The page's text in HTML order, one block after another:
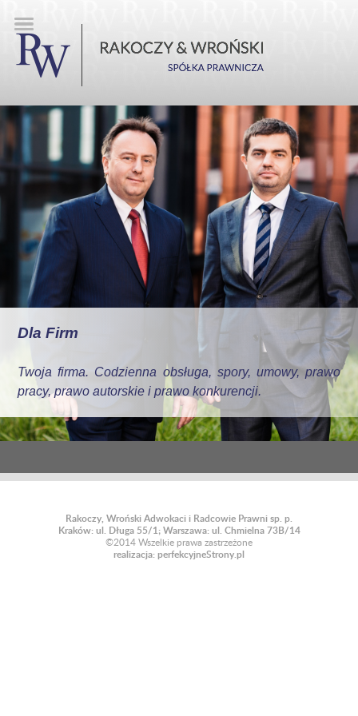
Dla Firm
Twoja firma. Codzienna obsługa, spory, umowy, prawo
pracy, prawo autorskie i prawo konkurencji.
Rakoczy, Wroński Adwokaci i Radcowie Prawni sp. p.
Kraków: ul. Długa 55/1; Warszawa: ul. Chmielna 73B/14
©2014 Wszelkie prawa zastrzeżone
realizacja: perfekcyjneStrony.pl